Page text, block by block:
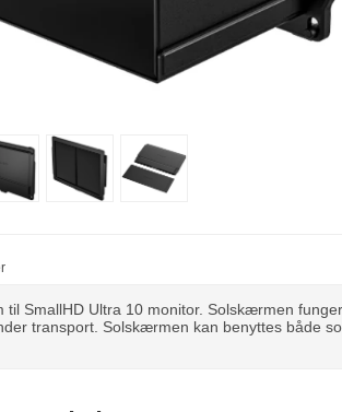
til SmallHD Ultra 10 monitor. Solskærmen
transport. Solskærmen kan benyttes både